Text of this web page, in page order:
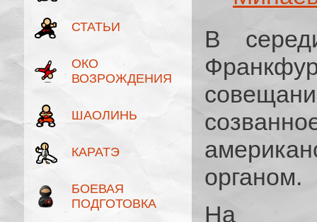
СТАТЬИ
ОКО
ВОЗРОЖДЕНИЯ
ШАОЛИНЬ
КАРАТЭ
БОЕВАЯ
ПОДГОТОВКА
В
органом.
На